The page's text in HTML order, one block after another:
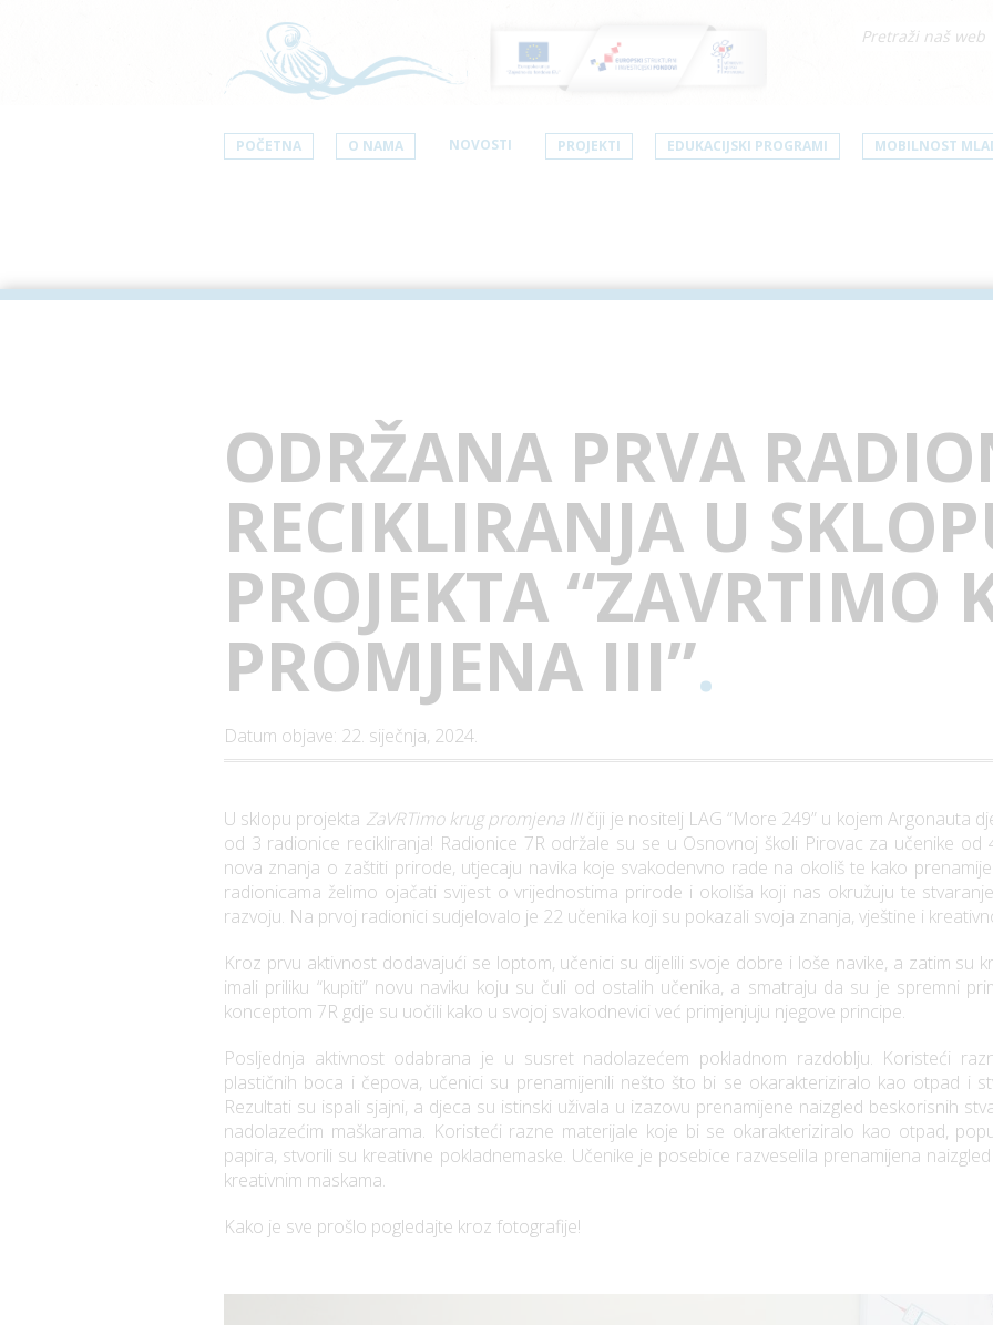
POČETNA O NAMA NOVOSTI PROJEKTI EDUKACIJSKI PROGRAMI MOBILNOST
ODRŽANA PRVA
RECIKLIRANJA U
PROJEKTA “ZAVRTIMO
PROMJENA III”.
Datum objave: 22. siječnja, 2024.
U sklopu projekta ZaVRTimo krug promjena IIIčiji je nositelj LAG “More 249” u kojem Argonauta
od 3 radionice recikliranja! Radionice 7R održale su se u Osnovnoj školi Pirovac za učenike od
nova znanja o zaštiti prirode, utjecaju navika koje svakodenvno rade na okoliš te kako
radionicama želimo ojačati svijest o vrijednostima prirode i okoliša koji nas okružuju te
razvoju. Na prvoj radionici sudjelovalo je 22 učenika koji su pokazali svoja znanja, vještine i
Kroz prvu aktivnost dodavajući se loptom, učenici su dijelili svoje dobre i loše navike, a zatim su
imali priliku “kupiti” novu naviku koju su čuli od ostalih učenika, a smatraju da su je spremni
konceptom 7R gdje su uočili kako u svojoj svakodnevici već primjenjuju njegove principe.
Posljednja aktivnost odabrana je u susret nadolazećem pokladnom razdoblju. Koristeći
plastičnih boca i čepova, učenici su prenamijenili nešto što bi se okarakteriziralo kao otpad i
Rezultati su ispali sjajni, a djeca su istinski uživala u izazovu prenamijene naizgled beskorisnih
nadolazećim maškarama. Koristeći razne materijale koje bi se okarakteriziralo kao otpad,
papira, stvorili su kreativne pokladnemaske. Učenike je posebice razveselila prenamijena
kreativnim maskama.
Kako je sve prošlo pogledajte kroz fotografije!